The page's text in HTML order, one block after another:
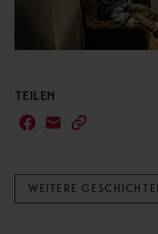
TEILEN
WEITERE